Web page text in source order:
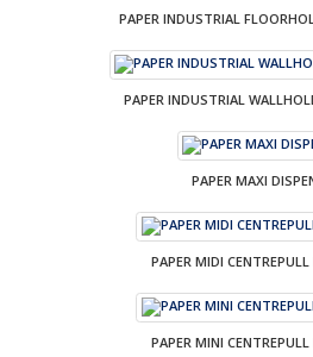
PAPER INDUSTRIAL
PAPER INDUSTRIAL
PAPER MAXI
PAPER MIDI CENTREPULL
PAPER MINI CENTREPULL